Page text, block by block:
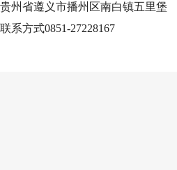
贵州省遵义市播州区南白镇五里堡
联系方式0851-27228167